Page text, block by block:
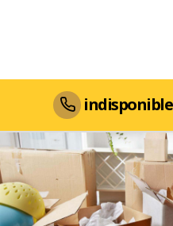
indisponible